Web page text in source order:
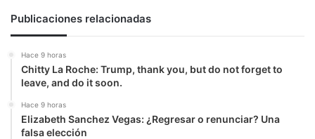
Publicaciones relacionadas
Hace 9 horas
Chitty La Roche: Trump, thank you, but do not forget to
leave, and do it soon.
Hace 9 horas
Elizabeth Sanchez Vegas: ¿Regresar o renunciar? Una
falsa elección